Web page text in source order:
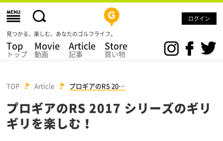
ログイン
見つかる、楽しむ、あなたのゴルフライフ。
Top
トップ
Movie
動画
Article
記事
Store
買い物
TOP Article プロギアのRS 20…
プロギアのRS 2017 シリーズのギリ
ギリを楽しむ！